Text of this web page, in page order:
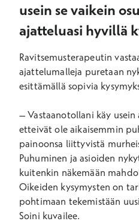
usein se vaikein
ajatteluasi hyvillä
Ravitsemusterapeutin
ajattelumalleja puretaan
esittämällä sopivia
– Vastaanotollani käy
etteivät ole aikaisemmin
painoonsa liittyvistä
Puhuminen ja asioiden
kuitenkin näkemään
Oikeiden kysymysten on
pohtimaan tekemistään
Soini kuvailee.